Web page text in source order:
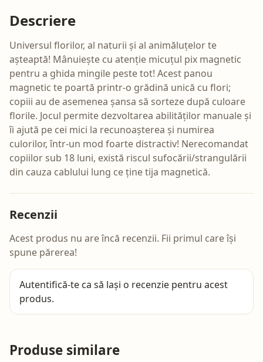
Descriere
Universul florilor, al naturii și al animăluțelor te
așteaptă! Mânuiește cu atenție micuțul pix magnetic
pentru a ghida mingile peste tot! Acest panou
magnetic te poartă printr-o grădină unică cu flori;
copiii au de asemenea șansa să sorteze după culoare
florile. Jocul permite dezvoltarea abilităților manuale și
îi ajută pe cei mici la recunoașterea și numirea
culorilor, într-un mod foarte distractiv! Nerecomandat
copiilor sub 18 luni, există riscul sufocării/strangulării
din cauza cablului lung ce ține tija magnetică.
Recenzii
Acest produs nu are încă recenzii. Fii primul care își
spune părerea!
Autentifică-te ca să lași o recenzie pentru acest
produs.
Produse similare